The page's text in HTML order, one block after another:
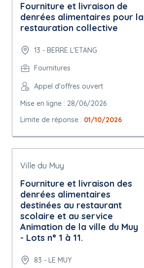
Fourniture et livraison de
denrées alimentaires pour la
restauration collective
13 - BERRE L'ETANG
Fournitures
Appel d'offres ouvert
Mise en ligne : 28/06/2026
Limite de réponse : 01/10/2026
Ville du Muy
Fourniture et livraison des
denrées alimentaires
destinées au restaurant
scolaire et au service
Animation de la ville du Muy
- Lots n° 1 à 11.
83 - LE MUY